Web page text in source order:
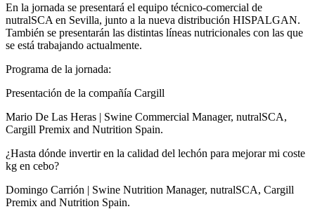
En la jornada se presentará el equipo técnico-comercial de
nutralSCA en Sevilla, junto a la nueva distribución HISPALGAN.
También se presentarán las distintas líneas nutricionales con las que
se está trabajando actualmente.
Programa de la jornada:
Presentación de la compañía Cargill
Mario De Las Heras | Swine Commercial Manager, nutralSCA,
Cargill Premix and Nutrition Spain.
¿Hasta dónde invertir en la calidad del lechón para mejorar mi coste
kg en cebo?
Domingo Carrión | Swine Nutrition Manager, nutralSCA, Cargill
Premix and Nutrition Spain.